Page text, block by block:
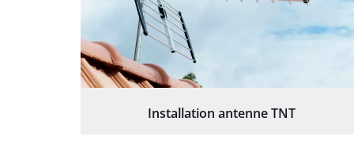
Installation antenne TNT